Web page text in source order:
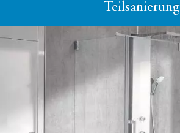
Teilsanierung